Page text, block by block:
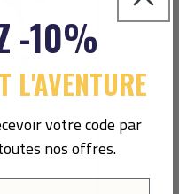
-10%
L'AVENTURE
votre code par
nos offres.